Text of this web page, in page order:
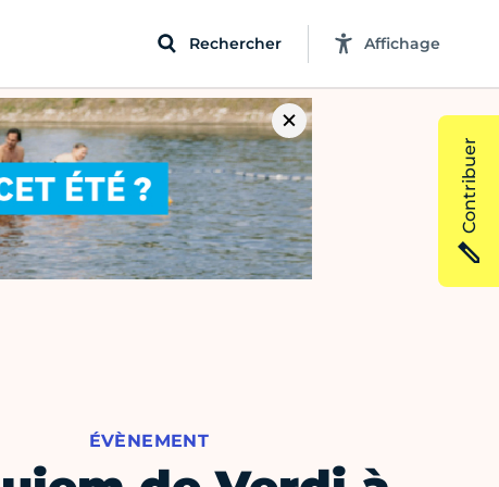
Rechercher Affichage
ÉVÈNEMENT
Contribuer